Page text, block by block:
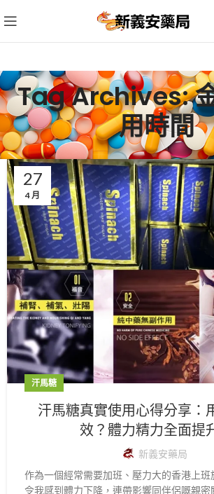
Tag Archives:
用時間
27
4 月
汗馬糖
汗馬糖真實使用心得分享：
效？體力精力全面提
新義安藥局
作為一個經常需要加班、壓力大的香港上
令我感到體力下降，連帶影響同伴侶嘅親